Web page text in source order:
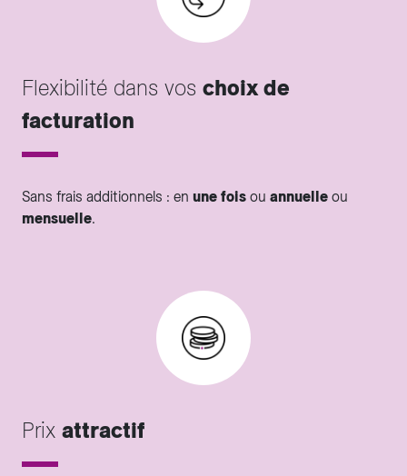
Flexibilité dans vos choix de
facturation
Sans frais additionnels : en une fois ou annuelle ou
mensuelle.
Prix attractif